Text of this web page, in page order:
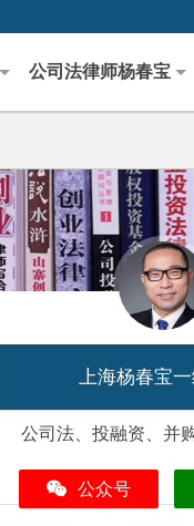
公司法律师杨春宝
上海杨春宝
公司法、投融资、并
公众号